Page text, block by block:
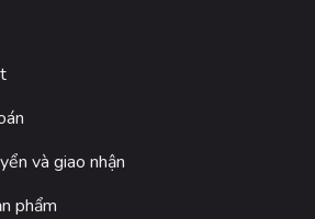
và giao nhận
phẩm